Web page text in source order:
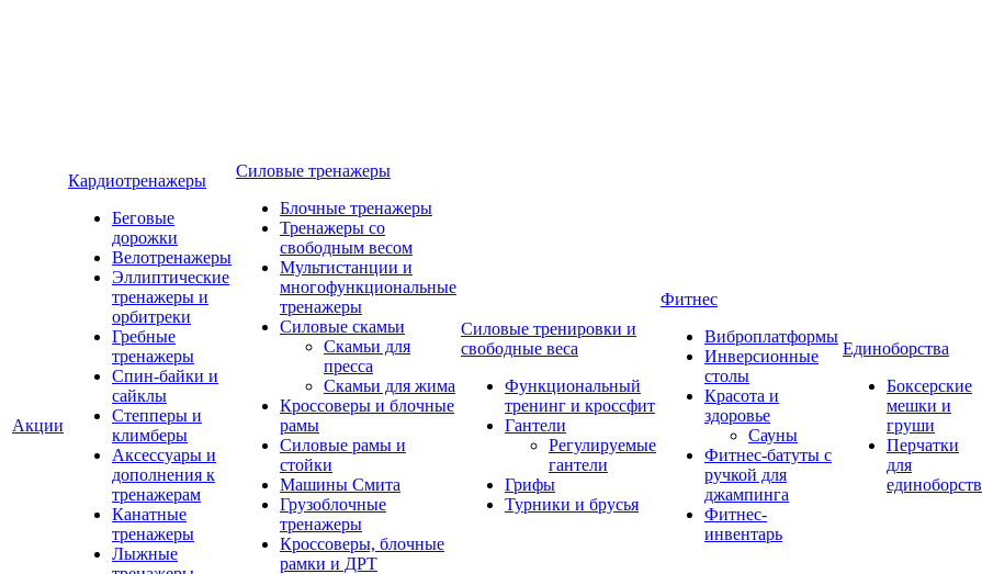
Акции
Кардиотренажеры
Беговые
дорожки
Велотренажеры
Эллиптические
тренажеры и
орбитреки
Гребные
тренажеры
Спин-байки и
сайклы
Степперы и
климберы
Аксессуары и
дополнения к
тренажерам
Канатные
тренажеры
Лыжные
Силовые тренажеры
Блочные тренажеры
Тренажеры со
свободным весом
Мультистанции и
многофункциональные
тренажеры
Силовые скамьи
Скамьи для
пресса
Скамьи для жима
Кроссоверы и блочные
рамы
Силовые рамы и
стойки
Машины Смита
Грузоблочные
тренажеры
Кроссоверы, блочные
рамки и ДРТ
Силовые тренировки и
свободные веса
Функциональный
тренинг и кроссфит
Гантели
Регулируемые
гантели
Грифы
Турники и брусья
Фитнес
Виброплатформы
Инверсионные
столы
Красота и
здоровье
Сауны
Фитнес-батуты с
ручкой для
джампинга
Фитнес-
инвентарь
Единоборства
Боксерские
мешки и
груши
Перчатки
для
единоборств